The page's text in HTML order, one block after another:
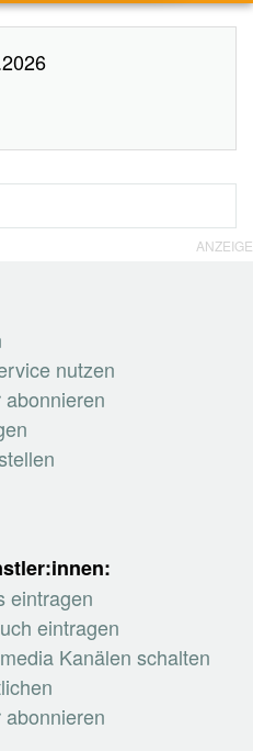
ANZEIGE
nutzen
eintragen
eintragen
Kanälen schalten